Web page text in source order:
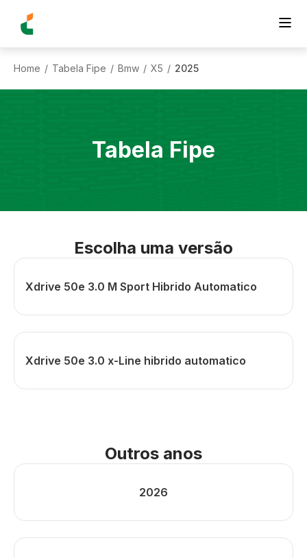
Home / Tabela Fipe / Bmw / X5 / 2025
Tabela Fipe
Escolha uma versão
Xdrive 50e 3.0 M Sport Hibrido Automatico
Xdrive 50e 3.0 x-Line hibrido automatico
Outros anos
2026